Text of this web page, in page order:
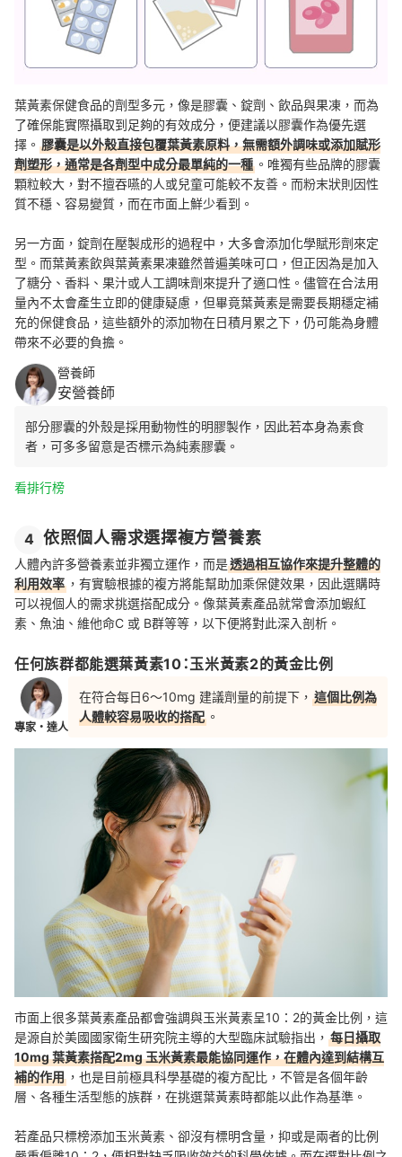
葉黃素保健食品的劑型多元，像是膠囊、錠劑、飲品與果凍，而為
了確保能實際攝取到足夠的有效成分，便建議以膠囊作為優先選
擇。 膠囊是以外殼直接包覆葉黃素原料，無需額外調味或添加賦形
劑塑形，通常是各劑型中成分最單純的一種 。唯獨有些品牌的膠囊
顆粒較大，對不擅吞嚥的人或兒童可能較不友善。而粉末狀則因性
質不穩、容易變質，而在市面上鮮少看到。
另一方面，錠劑在壓製成形的過程中，大多會添加化學賦形劑來定
型。而葉黃素飲與葉黃素果凍雖然普遍美味可口，但正因為是加入
了糖分、香料、果汁或人工調味劑來提升了適口性。儘管在合法用
量內不太會產生立即的健康疑慮，但畢竟葉黃素是需要長期穩定補
充的保健食品，這些額外的添加物在日積月累之下，仍可能為身體
帶來不必要的負擔。
營養師
安營養師
部分膠囊的外殼是採用動物性的明膠製作，因此若本身為素食
者，可多多留意是否標示為純素膠囊。
看排行榜
4 依照個人需求選擇複方營養素
人體內許多營養素並非獨立運作，而是透過相互協作來提升整體的
利用效率 ，有實驗根據的複方將能幫助加乘保健效果，因此選購時
可以視個人的需求挑選搭配成分。像葉黃素產品就常會添加蝦紅
素、魚油、維他命C 或 B群等等，以下便將對此深入剖析。
任何族群都能選葉黃素10：玉米黃素2的黃金比例
專家・達人
在符合每日6～10mg 建議劑量的前提下， 這個比例為
人體較容易吸收的搭配 。
市面上很多葉黃素產品都會強調與玉米黃素呈10：2的黃金比例，這
是源自於美國國家衛生研究院主導的大型臨床試驗指出， 每日攝取
10mg 葉黃素搭配2mg 玉米黃素最能協同運作，在體內達到結構互
補的作用 ，也是目前極具科學基礎的複方配比，不管是各個年齡
層、各種生活型態的族群，在挑選葉黃素時都能以此作為基準。
若產品只標榜添加玉米黃素、卻沒有標明含量，抑或是兩者的比例